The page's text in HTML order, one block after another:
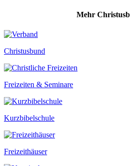
Mehr
Christusbund
Freizeiten & Seminare
Kurzbibelschule
Freizeithäuser